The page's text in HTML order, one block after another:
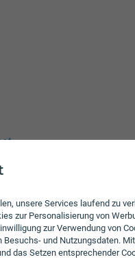
unsere Services laufend zu
zur Personalisierung von
zur Verwendung von
und Nutzungsdaten.
das Setzen entsprechender